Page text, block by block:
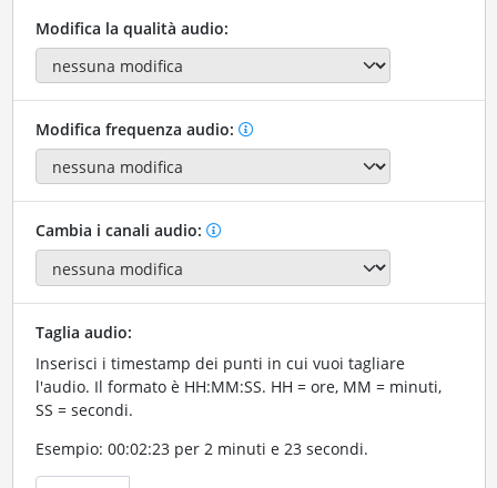
Modifica la qualità audio:
Modifica frequenza audio:
Cambia i canali audio:
Taglia audio:
Inserisci i timestamp dei punti in cui vuoi tagliare
l'audio. Il formato è HH:MM:SS. HH = ore, MM = minuti,
SS = secondi.
Esempio: 00:02:23 per 2 minuti e 23 secondi.